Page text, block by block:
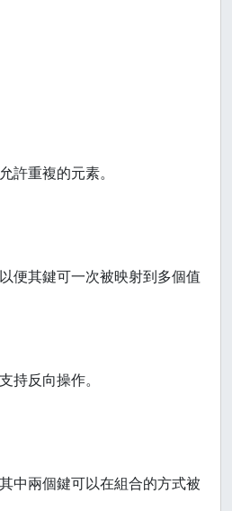
許重複的元素。
便其鍵可一次被映射到多個值
持反向操作。
中兩個鍵可以在組合的方式被